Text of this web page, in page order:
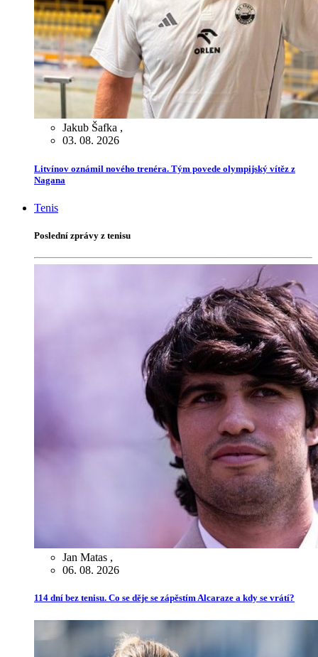
Jakub Šafka ,
03. 08. 2026
Litvínov oznámil nového trenéra. Tým povede olympijský vítěz z
Nagana
Tenis
Poslední zprávy z tenisu
Jan Matas ,
06. 08. 2026
114 dní bez tenisu. Co se děje se zápěstím Alcaraze a kdy se vrátí?